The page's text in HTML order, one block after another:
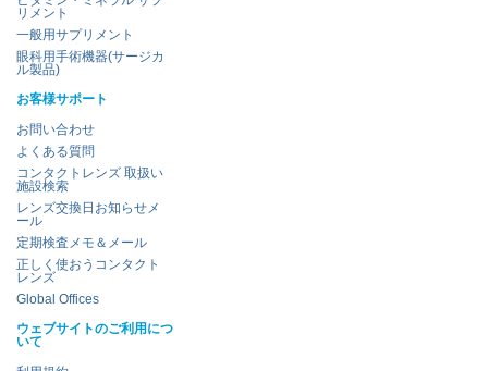
リメント
一般用サプリメント
眼科用手術機器(サージカ
ル製品)
お客様サポート
お問い合わせ
よくある質問
コンタクトレンズ 取扱い
施設検索
レンズ交換日お知らせメ
ール
定期検査メモ＆メール
正しく使おうコンタクト
レンズ
Global Offices
ウェブサイトのご利用につ
いて